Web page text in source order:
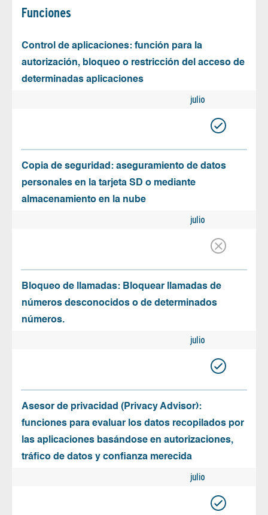
Funciones
Control de aplicaciones: función para la
autorización, bloqueo o restricción del acceso de
determinadas aplicaciones
julio
Copia de seguridad: aseguramiento de datos
personales en la tarjeta SD o mediante
almacenamiento en la nube
julio
Bloqueo de llamadas: Bloquear llamadas de
números desconocidos o de determinados
números.
julio
Asesor de privacidad (Privacy Advisor):
funciones para evaluar los datos recopilados por
las aplicaciones basándose en autorizaciones,
tráfico de datos y confianza merecida
julio